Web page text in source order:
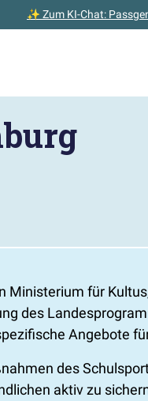
✨ Zum KI-Chat:
für
des
Angebote
des
aktiv zu